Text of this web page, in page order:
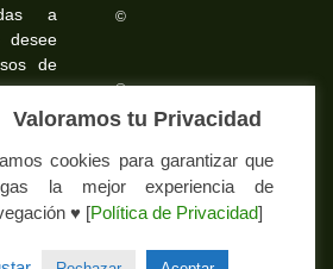
a
desee
de
©
©
SSL
Valoramos tu Privacidad
cookies para garantizar que
la mejor experiencia de
♥ [Política de Privacidad]